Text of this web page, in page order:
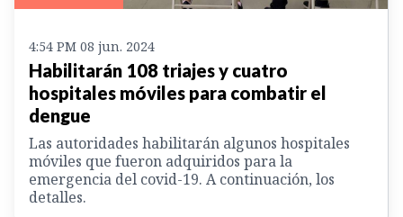
4:54 PM 08 jun. 2024
Habilitarán 108 triajes y cuatro
hospitales móviles para combatir el
dengue
Las autoridades habilitarán algunos hospitales
móviles que fueron adquiridos para la
emergencia del covid-19. A continuación, los
detalles.